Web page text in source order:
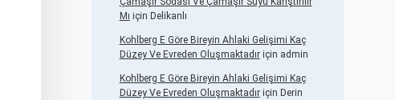
Mı için Delikanlı
Kohlberg E Göre Bireyin Ahlaki Gelişimi Kaç
Düzey Ve Evreden Oluşmaktadıriçin admin
Kohlberg E Göre Bireyin Ahlaki Gelişimi Kaç
Düzey Ve Evreden Oluşmaktadıriçin Derin